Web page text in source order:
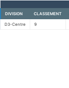
DIVISION CLASSEMENT
D3-Centre 9